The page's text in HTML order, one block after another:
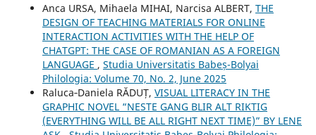
Anca URSA, Mihaela MIHAI, Narcisa ALBERT, THE
DESIGN OF TEACHING MATERIALS FOR ONLINE
INTERACTION ACTIVITIES WITH THE HELP OF
CHATGPT: THE CASE OF ROMANIAN AS A FOREIGN
LANGUAGE , Studia Universitatis Babeș-Bolyai
Philologia: Volume 70, No. 2, June 2025
Raluca‐Daniela RĂDUȚ, VISUAL LITERACY IN THE
GRAPHIC NOVEL “NESTE GANG BLIR ALT RIKTIG
(EVERYTHING WILL BE ALL RIGHT NEXT TIME)” BY LENE